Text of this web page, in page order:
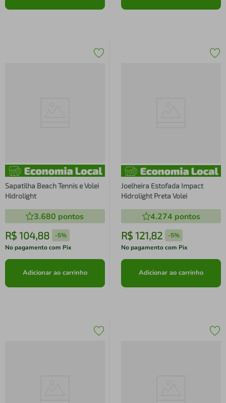
Sapatilha Beach Tennis e Volei
Hidrolight
3.680 pontos
R$ 104,88 -5%
No pagamento com Pix
Adicionar ao carrinho
Joelheira Estofada Impact
Hidrolight Preta Volei
4.274 pontos
R$ 121,82 -5%
No pagamento com Pix
Adicionar ao carrinho